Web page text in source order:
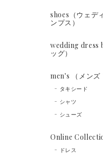
shoes（ウェデ
ンプス）
wedding dress
ッグ）
men's （メンズ
タキシード
シャツ
シューズ
Online
ドレス